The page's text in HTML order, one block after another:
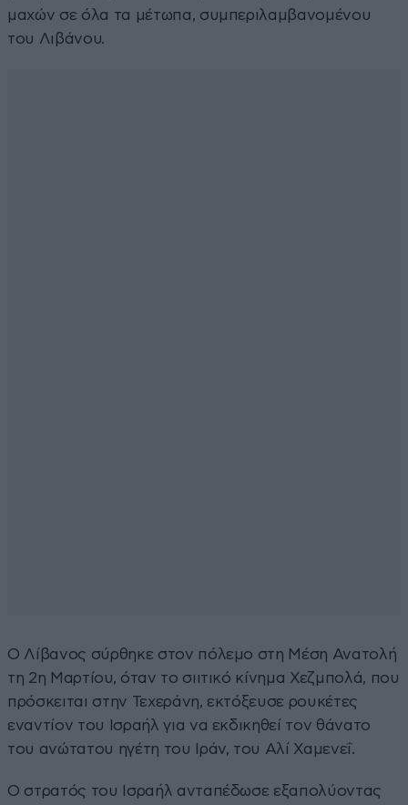
μαχών σε όλα τα μέτωπα, συμπεριλαμβανομένου
του Λιβάνου.
Ο Λίβανος σύρθηκε στον πόλεμο στη Μέση Ανατολή
τη 2η Μαρτίου, όταν το σιιτικό κίνημα Χεζμπολά, που
πρόσκειται στην Τεχεράνη, εκτόξευσε ρουκέτες
εναντίον του Ισραήλ για να εκδικηθεί τον θάνατο
του ανώτατου ηγέτη του Ιράν, του Αλί Χαμενεΐ.
Ο στρατός του Ισραήλ ανταπέδωσε εξαπολύοντας